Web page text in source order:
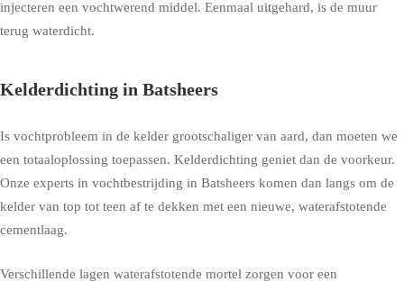
injecteren een vochtwerend middel. Eenmaal uitgehard, is de muur
terug waterdicht.
Kelderdichting in Batsheers
Is vochtprobleem in de kelder grootschaliger van aard, dan moeten we
een totaaloplossing toepassen. Kelderdichting geniet dan de voorkeur.
Onze experts in vochtbestrijding in Batsheers komen dan langs om de
kelder van top tot teen af te dekken met een nieuwe, waterafstotende
cementlaag.
Verschillende lagen waterafstotende mortel zorgen voor een